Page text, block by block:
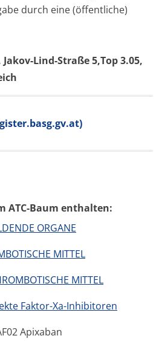
durch eine (öffentliche)
Lind-Straße 5,Top 3.05,
ATC-Baum enthalten:
ORGANE
MITTEL
MITTEL
Faktor-Xa-Inhibitoren
Apixaban